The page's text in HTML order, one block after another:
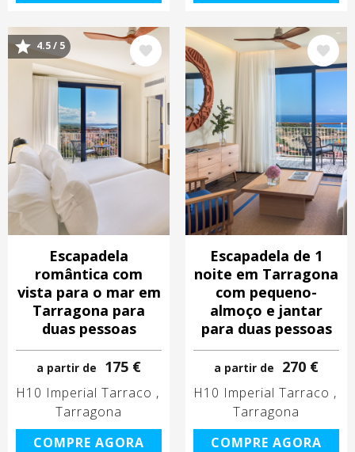
Imagem
4.5 / 5
Escapadela
romântica com
vista para o mar em
Tarragona para
duas pessoas
a partir de 175 €
H10 Imperial Tarraco
Tarragona
COMPRE AGORA
Imagem
Escapadela de 1
noite em Tarragona
com pequeno-
almoço e jantar
para duas pessoas
a partir de 270 €
H10 Imperial Tarraco
Tarragona
COMPRE AGORA